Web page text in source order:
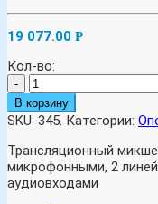
19 077.00 Р
Кол-во:
-
В корзину
SKU: 345. Категории:
Трансляционный
микрофонными, 2
аудиовходами